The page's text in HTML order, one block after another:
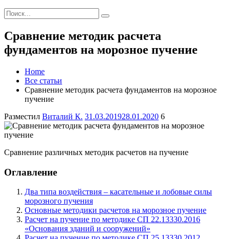
Search
for:
Search
Сравнение методик расчета
фундаментов на морозное пучение
Home
Все статьи
Сравнение методик расчета фундаментов на морозное
пучение
Разместил Author
Виталий К. Posted
on
31.03.201928.01.2020 6
Сравнение различных методик расчетов на пучение
Оглавление
Два типа воздействия – касательные и лобовые силы
морозного пучения
Основные методики расчетов на морозное пучение
Расчет на пучение по методике СП 22.13330.2016
«Основания зданий и сооружений»